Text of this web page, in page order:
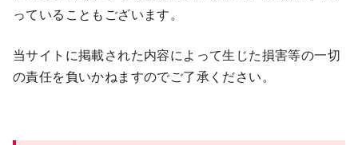
っていることもございます。
当サイトに掲載された内容によって生じた損害等の一切
の責任を負いかねますのでご了承ください。